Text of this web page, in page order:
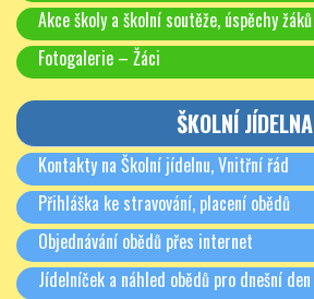
Akce školy a školní soutěže, úspěchy žáků
Fotogalerie – Žáci
ŠKOLNÍ JÍDELNA
Kontakty na Školní jídelnu, Vnitřní řád
Přihláška ke stravování, placení obědů
Objednávání obědů přes internet
Jídelníček a náhled obědů pro dnešní den